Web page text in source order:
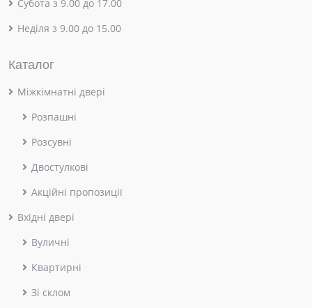
Субота з 9.00 до 17.00
Неділя з 9.00 до 15.00
Каталог
Міжкімнатні двері
Розпашні
Розсувні
Двостулкові
Акційні пропозиції
Вхідні двері
Вуличні
Квартирні
Зі склом